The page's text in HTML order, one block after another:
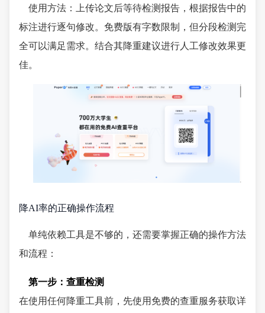
使用方法：上传论文后等待检测报告，根据报告中的
标注进行逐句修改。免费版有字数限制，但分段检测完
全可以满足需求。结合其降重建议进行人工修改效果更
佳。
降AI率的正确操作流程
单纯依赖工具是不够的，还需要掌握正确的操作方法
和流程：
第一步：查重检测
在使用任何降重工具前，先使用免费的查重服务获取详